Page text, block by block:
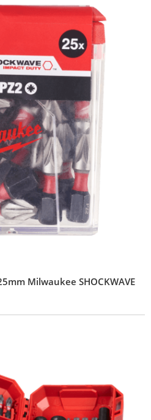
Milwaukee SHOCKWAVE